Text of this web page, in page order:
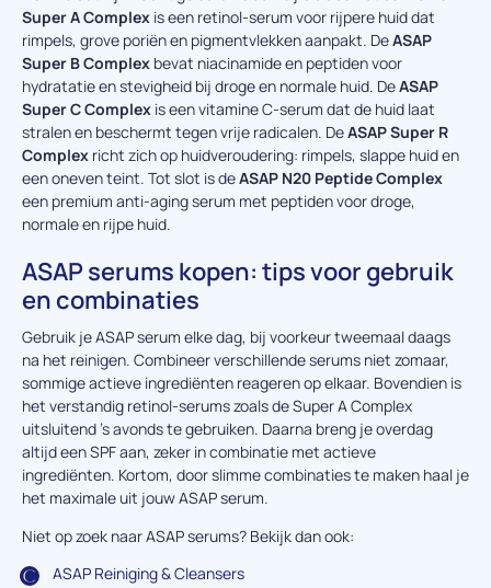
Super A Complex is een retinol-serum voor rijpere huid dat
rimpels, grove poriën en pigmentvlekken aanpakt. DeASAP
Super B Complex bevat niacinamide en peptiden voor
hydratatie en stevigheid bij droge en normale huid. DeASAP
Super C Complex is een vitamine C-serum dat de huid laat
stralen en beschermt tegen vrije radicalen. DeASAP Super R
Complex richt zich op huidveroudering: rimpels, slappe huid en
een oneven teint. Tot slot is deASAP N20 Peptide Complex
een premium anti-aging serum met peptiden voor droge,
normale en rijpe huid.
ASAP serums kopen: tips voor gebruik
en combinaties
Gebruik je ASAP serum elke dag, bij voorkeur tweemaal daags
na het reinigen. Combineer verschillende serums niet zomaar,
sommige actieve ingrediënten reageren op elkaar. Bovendien is
het verstandig retinol-serums zoals de Super A Complex
uitsluitend ’s avonds te gebruiken. Daarna breng je overdag
altijd een SPF aan, zeker in combinatie met actieve
ingrediënten. Kortom, door slimme combinaties te maken haal je
het maximale uit jouw ASAP serum.
Niet op zoek naar ASAP serums? Bekijk dan ook:
ASAP Reiniging & Cleansers